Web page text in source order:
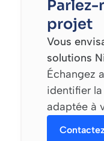
Parlez-
projet
Vous
solutions
Échangez
identifier
adaptée à